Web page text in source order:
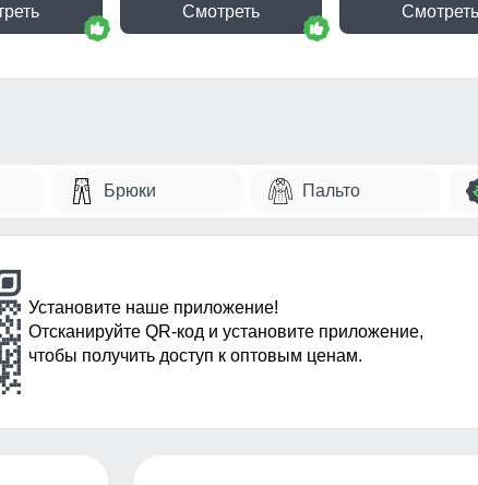
Смотреть Смотреть
Брюки Пальто
Установите наше приложение!
Отсканируйте QR-код и установите приложение,
чтобы получить доступ к оптовым ценам.